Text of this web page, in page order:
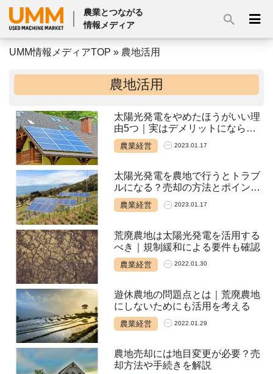
農業とつながる
情報メディア
UMM情報メディアTOP » 農地活用
農地活用
太陽光発電をやめたほうがいい理
由5つ｜実はデメリットにならな
いことも
農業経営 2023.01.17
太陽光発電を農地で行うとトラブ
ルになる？売却の方法とポイント
も解説
農業経営 2023.01.17
荒廃農地は太陽光発電を活用する
べき｜規制緩和による要件も確認
農業経営 2022.01.30
遊休農地の問題点とは｜荒廃農地
にしないためにも活用を考える
農業経営 2022.01.29
農地売却には地目変更が必要？売
却方法や手続きを解説